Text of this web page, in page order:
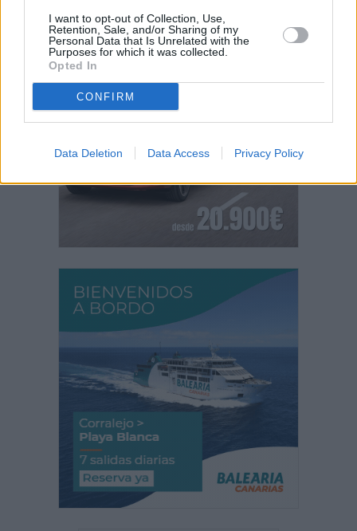
I want to opt-out of Collection, Use,
Retention, Sale, and/or Sharing of my
Personal Data that Is Unrelated with the
Purposes for which it was collected.
Opted In
CONFIRM
Data Deletion Data Access Privacy Policy